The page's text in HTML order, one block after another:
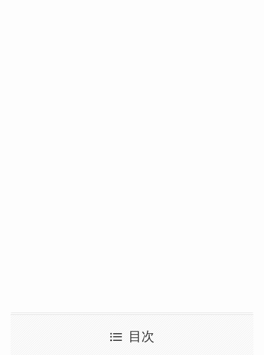
目次